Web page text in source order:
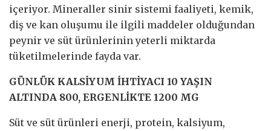
içeriyor. Mineraller sinir sistemi faaliyeti, kemik,
diş ve kan oluşumu ile ilgili maddeler olduğundan
peynir ve süt ürünlerinin yeterli miktarda
tüketilmelerinde fayda var.
GÜNLÜK KALSİYUM İHTİYACI 10 YAŞIN
ALTINDA 800, ERGENLİKTE 1200 MG
Süt ve süt ürünleri enerji, protein, kalsiyum,